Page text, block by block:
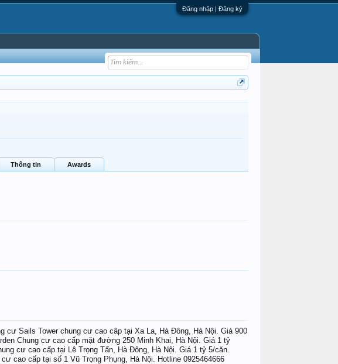
Đăng nhập | Đăng ký
An Loan
Thông tin Awards
cư Sails Tower chung cư cao câp tại Xa La, Hà Đông, Hà Nội. Giá 900
Chung cư cao cấp mặt đường 250 Minh Khai, Hà Nội. Giá 1 tỷ
cư cao cấp tại Lê Trọng Tấn, Hà Đông, Hà Nội. Giá 1 tỷ 5/căn.
cao cấp tại số 1 Vũ Trọng Phụng, Hà Nội. Hotline 0925464666